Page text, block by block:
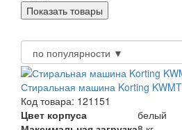
Стиральная машина Korting
Код товара: 121151
Цвет корпуса
белый